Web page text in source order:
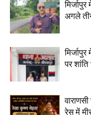
अगले
पर शांति
रेस में